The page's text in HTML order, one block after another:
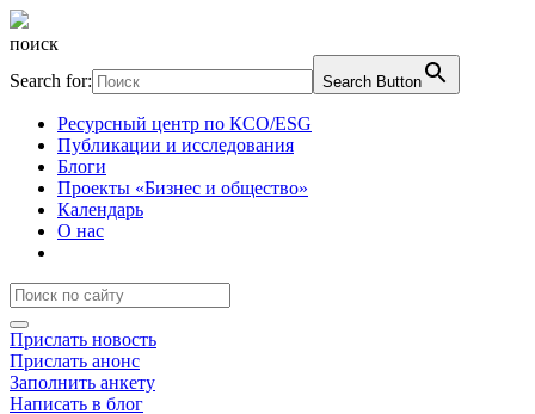
поиск
Search for:
Search Button
Ресурсный центр по КСО/ESG
Публикации и исследования
Блоги
Проекты «Бизнес и общество»
Календарь
О нас
Прислать новость
Прислать анонс
Заполнить анкету
Написать в блог